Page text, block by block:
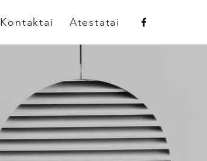
Atestatai
Kontaktai